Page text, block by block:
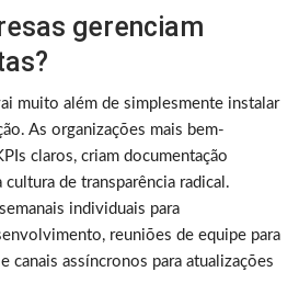
gerenciam
muito além de simplesmente instalar
As organizações mais bem-
claros, criam documentação
de transparência radical.
individuais para
reuniões de equipe para
canais assíncronos para atualizações